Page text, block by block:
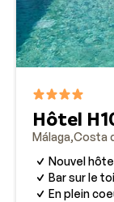
Hôtel
Málaga Costa
Nouvel
Bar sur le
En plein